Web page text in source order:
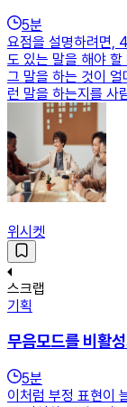
5분
요점을 설명하려면,
도 있는 말을 해야
그 말을 하는 것이
런 말을 하는지를 사
위시켓
스크랩
기획
무음모드를 비활
5분
이처럼 부정 표현이